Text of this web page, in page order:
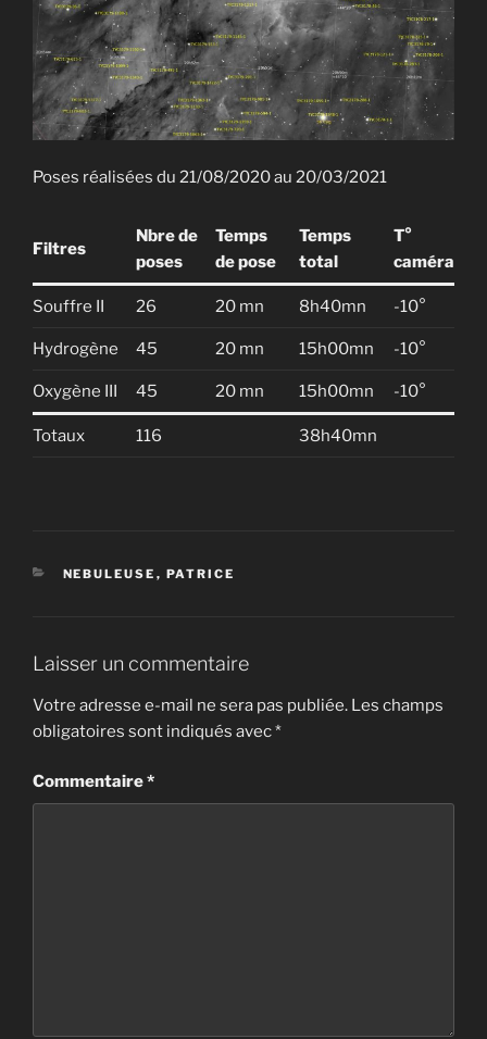
Poses réalisées du 21/08/2020 au 20/03/2021
Filtres
Nbre de
poses
Temps
de pose
Temps
total
T°
caméra
Souffre II 26 20 mn 8h40mn -10°
Hydrogène 45 20 mn 15h00mn -10°
Oxygène III 45 20 mn 15h00mn -10°
Totaux 116 38h40mn
CATÉGORIES
NEBULEUSE , PATRICE
Laisser un commentaire
Votre adresse e-mail ne sera pas publiée. Les champs
obligatoires sont indiqués avec*
Commentaire*